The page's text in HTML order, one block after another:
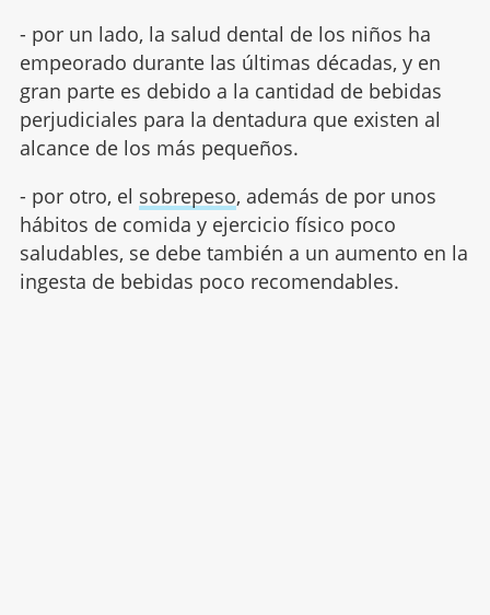
- por un lado, la salud dental de los niños ha
empeorado durante las últimas décadas, y en
gran parte es debido a la cantidad de bebidas
perjudiciales para la dentadura que existen al
alcance de los más pequeños.
- por otro, el sobrepeso, además de por unos
hábitos de comida y ejercicio físico poco
saludables, se debe también a un aumento en la
ingesta de bebidas poco recomendables.